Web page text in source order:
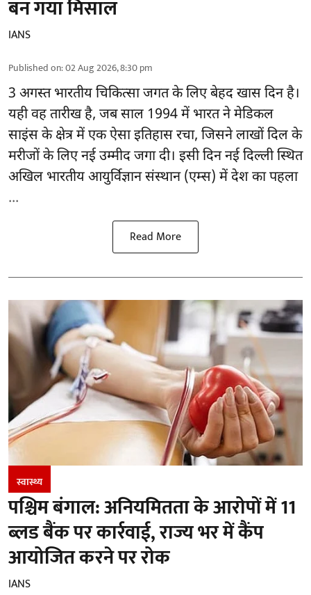
बन गया मिसाल
IANS
Published on:02 Aug 2026, 8:30 pm
3 अगस्त भारतीयचिकित्साजगत के लिए बेहद खास दिन है।
यही वह तारीख है, जब साल 1994 में भारत ने मेडिकल
साइंस के क्षेत्र में एक ऐसा इतिहास रचा, जिसने लाखों दिल के
मरीजों के लिए नई उम्मीद जगा दी। इसी दिन नई दिल्ली स्थित
अखिल भारतीय आयुर्विज्ञान संस्थान (एम्स) में देश का पहला
...
Read More
स्वास्थ्य
पश्चिम बंगाल: अनियमितता के आरोपों में 11
ब्लड बैंक पर कार्रवाई, राज्य भर में कैंप
आयोजित करने पर रोक
IANS